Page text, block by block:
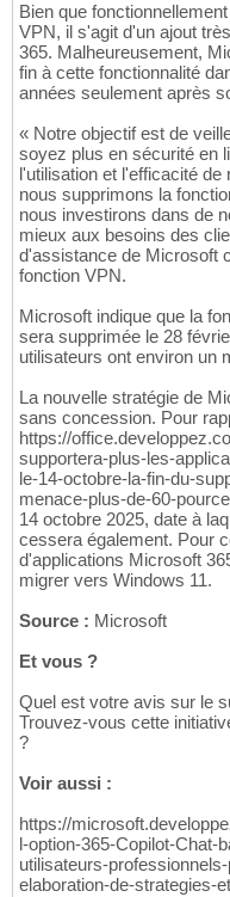
Bien que
VPN, il s'agit d'un ajout
365. Malheureusement,
fin à cette fonctionnalité
années seulement après
« Notre objectif est de
soyez plus en sécurité en
l'utilisation et l'efficacité
nous supprimons la
nous investirons dans de
mieux aux besoins des
d'assistance de Microsoft
fonction VPN.
Microsoft indique que la
sera supprimée le 28
utilisateurs ont environ un
La nouvelle stratégie de
sans concession. Pour
https://
supportera-plus-les-
le-14-octobre-la-fin-du-
menace-plus-de-60-
14 octobre 2025, date à
cessera également. Pour
d'applications Microsoft
migrer vers Windows 11.
Source : Microsoft
Et vous ?
Quel est votre avis sur le
Trouvez-vous cette
?
Voir aussi :
https://
l-option-365-Copilot-Chat-
utilisateurs-
elaboration-de-strategies-